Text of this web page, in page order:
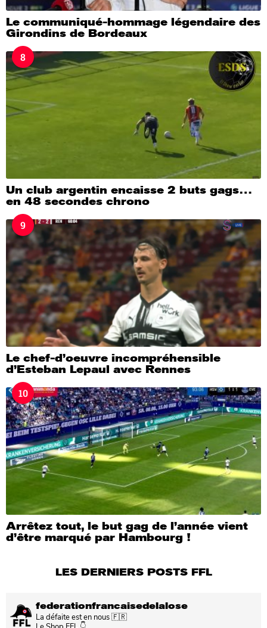
Le communiqué-hommage légendaire des
Girondins de Bordeaux
8
Un club argentin encaisse 2 buts gags…
en 48 secondes chrono
9
Le chef-d’oeuvre incompréhensible
d’Esteban Lepaul avec Rennes
10
Arrêtez tout, le but gag de l’année vient
d’être marqué par Hambourg !
LES DERNIERS POSTS FFL
federationfrancaisedelalose
La défaite est en nous 🇫🇷